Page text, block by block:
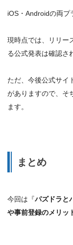
iOS・Androidの両プ
現時点では、リリー
る公式発表は確認さ
ただ、今後公式サイ
がありますので、そ
ます。
まとめ
今回は『パズドラと
や事前登録のメリッ